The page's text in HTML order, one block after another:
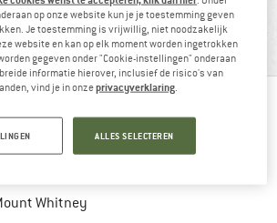
MANUEL
Whitney
op onze website kun je je toestemming geven
Je toestemming is vrijwillig, niet noodzakelijk
website en kan op elk moment worden ingetrokken
gegeven onder "Cookie-instellingen" onderaan
informatie hierover, inclusief de risico's van
vind je in onzeprivacyverklaring
ALLES SELECTEREN